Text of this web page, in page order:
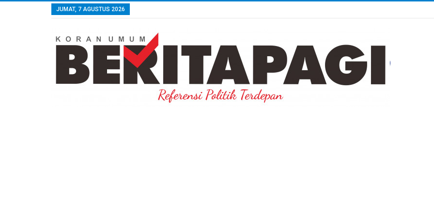
JUMAT, 7 AGUSTUS 2026